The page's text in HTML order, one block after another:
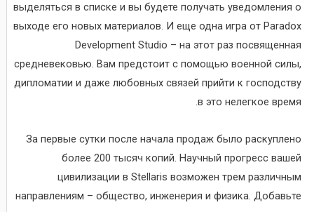
выделяться в списке и вы будете получать уведомления о
выходе его новых материалов. И еще одна игра от Paradox
Development Studio – на этот раз посвященная
средневековью. Вам предстоит с помощью военной силы,
дипломатии и даже любовных связей прийти к господству
в это нелегкое время.
За первые сутки после начала продаж было раскуплено
более 200 тысяч копий. Научный прогресс вашей
цивилизации в Stellaris возможен трем различным
направлениям – общество, инженерия и физика. Добавьте